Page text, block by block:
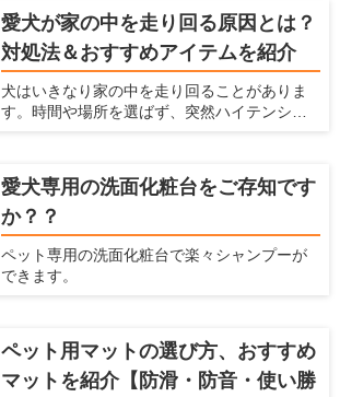
す。 犬を飼っている時の騒音問題に対策する
ための方法、商品をここでは紹介します。
愛犬が家の中を走り回る原因とは？
対処法＆おすすめアイテムを紹介
犬はいきなり家の中を走り回ることがありま
す。時間や場所を選ばず、突然ハイテンショ
への迷惑が気になりますし、鳴いたり唸った
りしながら走ると近所への迷惑も気になりま
す。何より愛犬の健康に問題ないか心配にな
ると思います。この記事では、犬が家の中を
走り回るいくつかの原因を説明するととも
に、具体的な対処法を解説します。
愛犬専用の洗面化粧台をご存知です
か？？
ペット専用の洗面化粧台で楽々シャンプーが
できます。
ペット用マットの選び方、おすすめ
マットを紹介【防滑・防音・使い勝